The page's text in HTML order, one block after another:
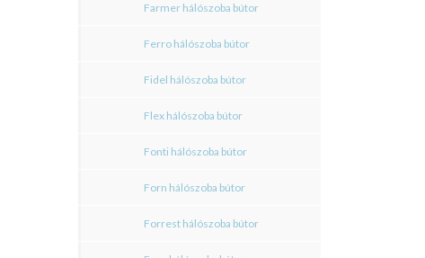
Farmer hálószoba bútor
Ferro hálószoba bútor
Fidel hálószoba bútor
Flex hálószoba bútor
Fonti hálószoba bútor
Forn hálószoba bútor
Forrest hálószoba bútor